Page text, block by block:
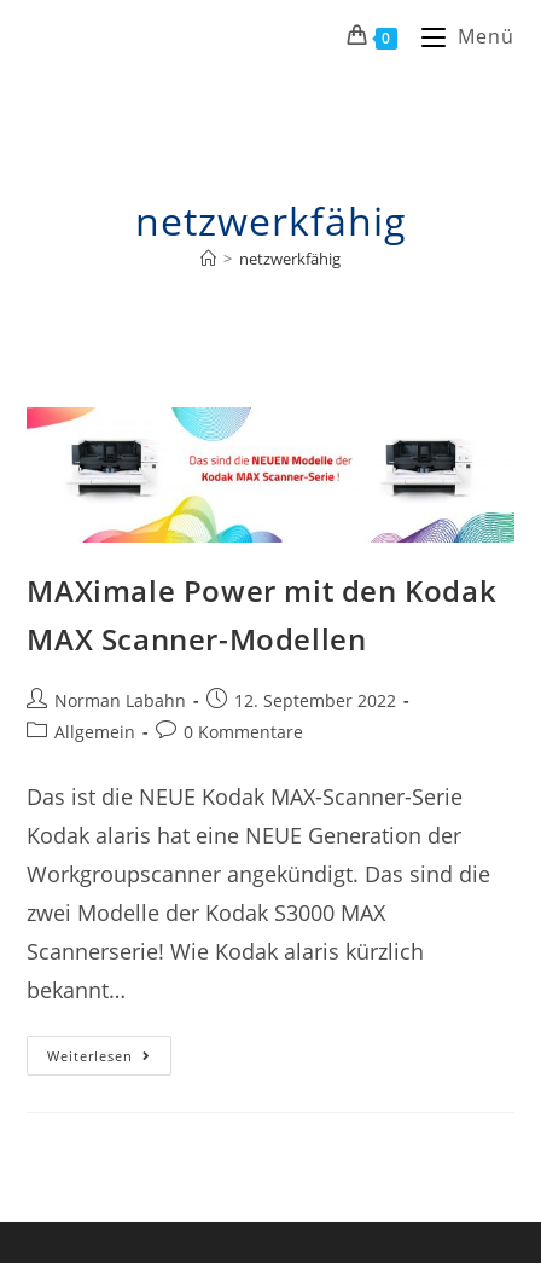
0 Menü
netzwerkfähig
> netzwerkfähig
MAXimale Power mit den Kodak
MAX Scanner-Modellen
Norman Labahn
12. September 2022
Allgemein
0 Kommentare
Das ist die NEUE Kodak MAX-Scanner-Serie
Kodak alaris hat eine NEUE Generation der
Workgroupscanner angekündigt. Das sind die
zwei Modelle der Kodak S3000 MAX
Scannerserie! Wie Kodak alaris kürzlich
bekannt…
Weiterlesen